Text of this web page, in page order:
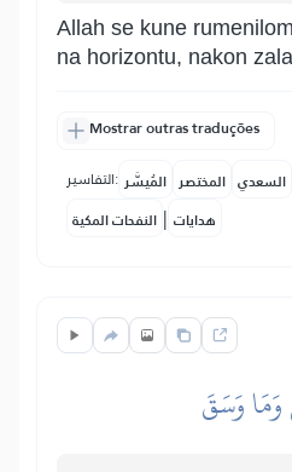
Allah se kune
na horizontu, nakon
Mostrar outras traduções
التفاسير: المُيسَّر المختصر السعدي
النفحات المكية | هدايات
وَمَا وَسَقَ